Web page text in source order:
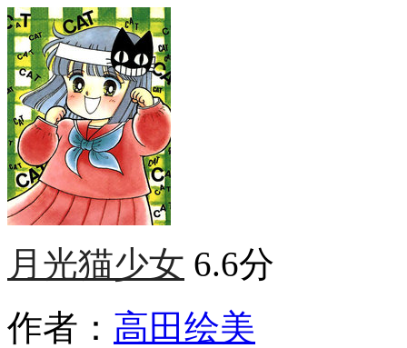
月光猫少女 6.6分
作者： 高田绘美